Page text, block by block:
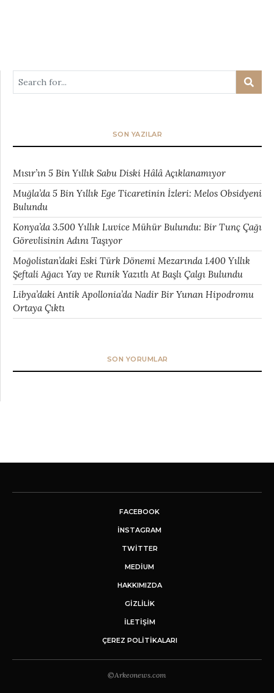
SON YAZILAR
Mısır’ın 5 Bin Yıllık Sabu Diski Hâlâ Açıklanamıyor
Muğla’da 5 Bin Yıllık Ege Ticaretinin İzleri: Melos Obsidyeni
Bulundu
Konya’da 3.500 Yıllık Luvice Mühür Bulundu: Bir Tunç Çağı
Görevlisinin Adını Taşıyor
Moğolistan’daki Eski Türk Dönemi Mezarında 1.400 Yıllık
Şeftali Ağacı Yay ve Runik Yazıtlı At Başlı Çalgı Bulundu
Libya’daki Antik Apollonia’da Nadir Bir Yunan Hipodromu
Ortaya Çıktı
SON YORUMLAR
FACEBOOK
INSTAGRAM
TWITTER
MEDIUM
HAKKIMIZDA
GİZLİLİK
İLETIŞIM
ÇEREZ POLITIKALARI
©Arkeonews.com